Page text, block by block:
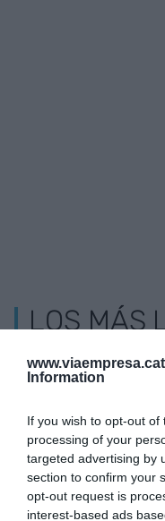
Information
If you wish to opt-out
processing of your
targeted advertising by
section to confirm your
opt-out request is
interest-based ads
LOS MÁS